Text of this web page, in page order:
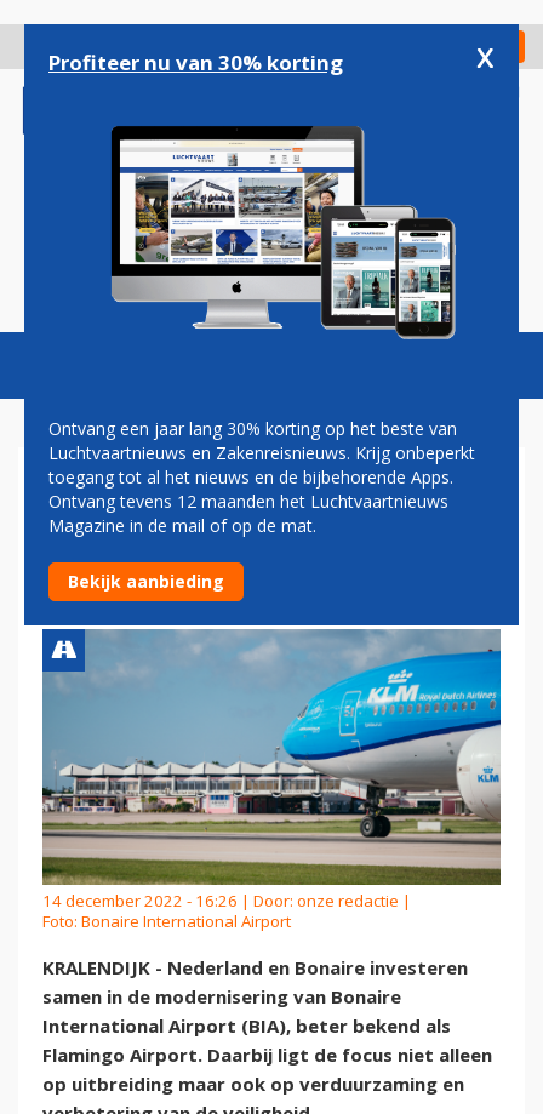
gaan
Check in
Magazine Podcasts Vacatures
NEDERLAND EN BONAIRE
INVESTEREN IN UPGRADE
FLAMINGO AIRPORT
14 december 2022 - 16:26 | Door: onze redactie |
Foto: Bonaire International Airport
KRALENDIJK - Nederland en Bonaire investeren
samen in de modernisering van Bonaire
International Airport (BIA), beter bekend als
Flamingo Airport. Daarbij ligt de focus niet alleen
op uitbreiding maar ook op verduurzaming en
Profiteer nu van 30% korting x
Ontvang een jaar lang 30% korting op het beste van
Luchtvaartnieuws en Zakenreisnieuws. Krijg onbeperkt
toegang tot al het nieuws en de bijbehorende Apps.
Ontvang tevens 12 maanden het Luchtvaartnieuws
Magazine in de mail of op de mat.
Bekijk aanbieding